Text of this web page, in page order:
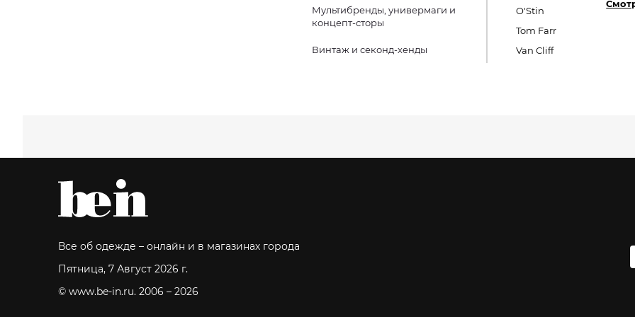
Мультибренды, универмаги и
концепт-сторы
Винтаж и секонд-хенды
O'Stin
Tom Farr
Van Cliff
Все об одежде – онлайн и в магазинах города
Пятница, 7 Август 2026 г.
© www.be-in.ru. 2006 – 2026